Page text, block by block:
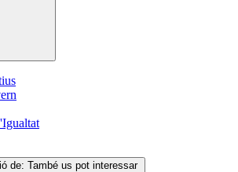
de: També us pot interessar